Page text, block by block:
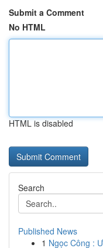
Submit a Comment
No HTML
HTML is disabled
Search
Published News
1 Ngọc Công :